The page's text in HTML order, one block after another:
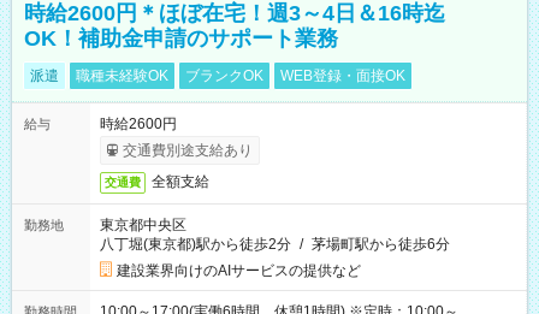
時給2600円＊ほぼ在宅！週3～4日＆16時迄
OK！補助金申請のサポート業務
派遣 職種未経験OK ブランクOK WEB登録・面接OK
給与
時給2600円
交通費別途支給あり
交通費 全額支給
勤務地
東京都中央区
八丁堀(東京都)駅から徒歩2分 / 茅場町駅から徒歩6分
建設業界向けのAIサービスの提供など